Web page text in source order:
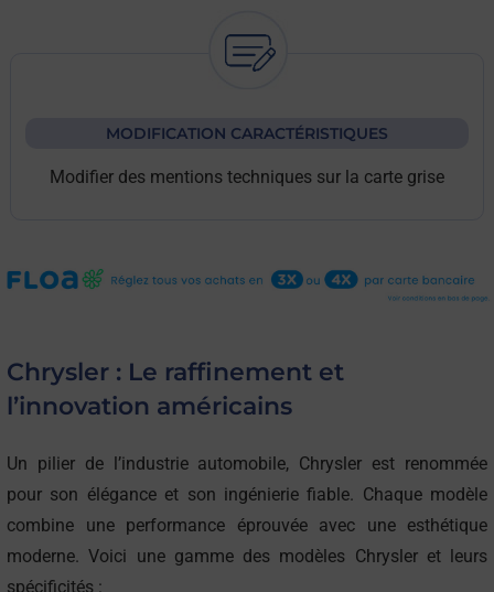
MODIFICATION CARACTÉRISTIQUES
Modifier des mentions techniques sur la carte grise
Chrysler : Le raffinement et
l’innovation américains
Un pilier de l’industrie automobile, Chrysler est renommée
pour son élégance et son ingénierie fiable. Chaque modèle
combine une performance éprouvée avec une esthétique
moderne. Voici une gamme des modèles Chrysler et leurs
spécificités :